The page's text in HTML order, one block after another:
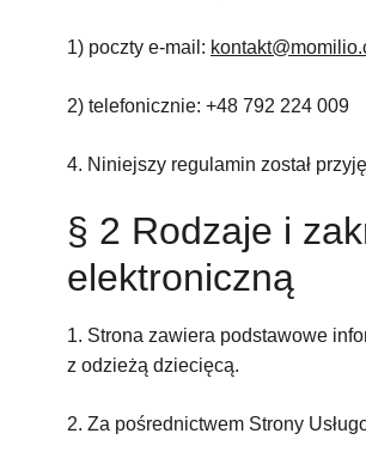
1) poczty e-mail:
2) telefonicznie: +48 792 224 009
4. Niniejszy regulamin został
§ 2 Rodzaje i
elektroniczną
1. Strona zawiera podstawowe
z odzieżą dziecięcą.
2. Za pośrednictwem Strony